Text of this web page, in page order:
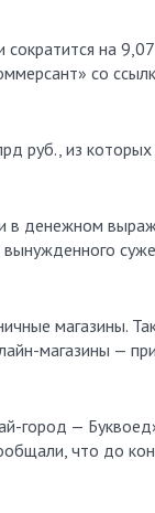
со
руб., из
в денежном
магазины.
магазины —
город —
что до